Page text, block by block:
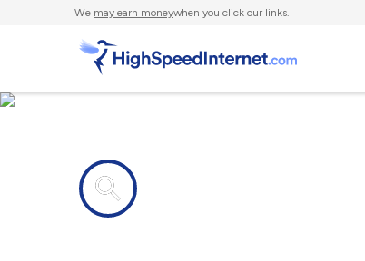
We may earn moneywhen you click our links.